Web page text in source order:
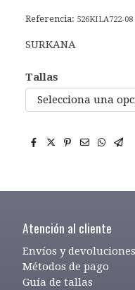
Referencia: 526KILA722-08
SURKANA
Tallas
Atención al cliente
Envíos y devoluciones
Métodos de pago
Guía de tallas